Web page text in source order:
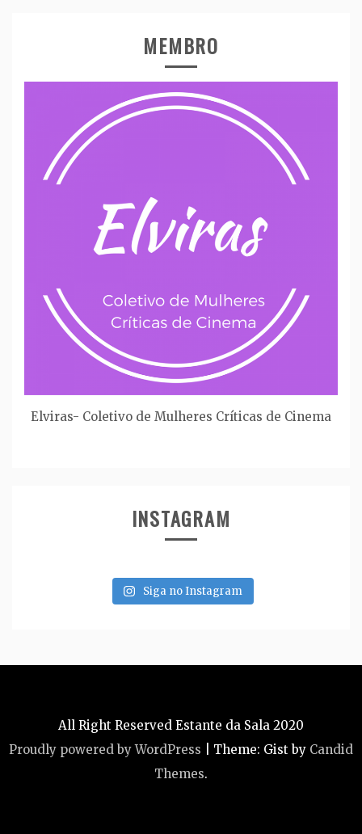
MEMBRO
Elviras- Coletivo de Mulheres Críticas de Cinema
INSTAGRAM
Siga no Instagram
All Right Reserved Estante da Sala 2020
Proudly powered by WordPress
Theme: Gist by Candid
Themes.